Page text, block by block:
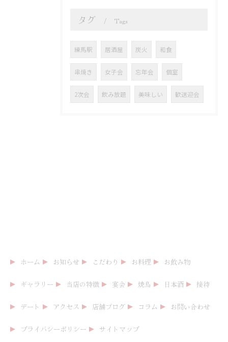
タグ Tags
練馬駅 居酒屋 炭火 和食
串焼き 女子会 忘年会 個室
2次会 飲み放題 美味しい 歓送迎会
ホーム お知らせ こだわり お料理 お飲み物
ギャラリー 当店の特徴 宴会 焼鳥 日本酒 接待
デート アクセス 店舗ブログ コラム お問い合わせ
プライバシーポリシー サイトマップ